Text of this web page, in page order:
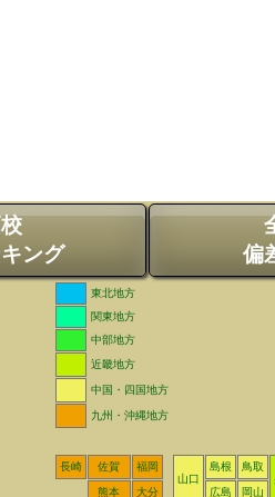
ング
偏
東北地方
関東地方
中部地方
近畿地方
中国・四国地方
九州・沖縄地方
長崎 佐賀
福岡
山口
島根
鳥取
熊本
大分 広島 岡山